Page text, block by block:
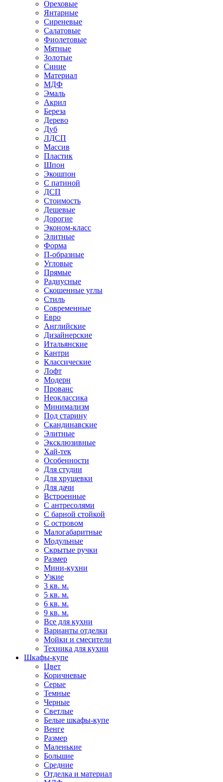
Ореховые
Янтарные
Сиреневые
Салатовые
Фиолетовые
Мятные
Золотые
Синие
Материал
МДФ
Эмаль
Акрил
Береза
Дерево
Дуб
ЛДСП
Массив
Пластик
Шпон
Экошпон
С патиной
ДСП
Стоимость
Дешевые
Дорогие
Эконом-класс
Элитные
Форма
П-образные
Угловые
Прямые
Радиусные
Скошенные углы
Стиль
Современные
Евро
Английские
Дизайнерские
Итальянские
Кантри
Классические
Лофт
Модерн
Прованс
Неоклассика
Минимализм
Под старину
Скандинавские
Элитные
Эксклюзивные
Хай-тек
Особенности
Для студии
Для хрущевки
Для дачи
Встроенные
С антресолями
С барной стойкой
С островом
Малогабаритные
Модульные
Скрытые ручки
Размер
Мини-кухни
Узкие
3 кв. м.
5 кв. м.
6 кв. м.
9 кв. м.
Все для кухни
Варианты отделки
Мойки и смесители
Техника для кухни
Шкафы-купе
Цвет
Коричневые
Серые
Темные
Черные
Светлые
Белые шкафы-купе
Венге
Размер
Маленькие
Большие
Средние
Отделка и материал